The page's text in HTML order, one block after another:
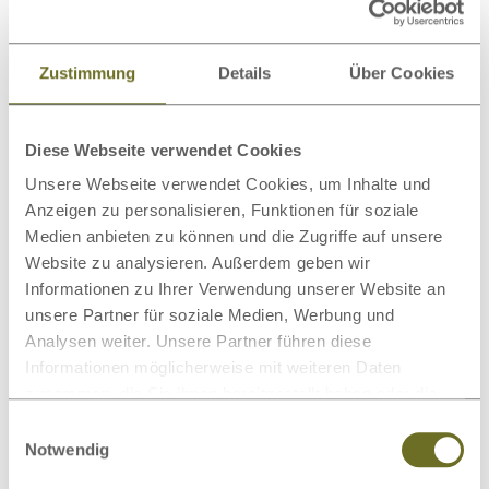
Zustimmung Details Über Cookies
Diese Webseite verwendet Cookies
Unsere Webseite verwendet Cookies, um Inhalte und
Anzeigen zu personalisieren, Funktionen für soziale
Medien anbieten zu können und die Zugriffe auf unsere
Website zu analysieren. Außerdem geben wir
Informationen zu Ihrer Verwendung unserer Website an
unsere Partner für soziale Medien, Werbung und
Analysen weiter. Unsere Partner führen diese
Informationen möglicherweise mit weiteren Daten
haben.
Notwendig
Beimöbel Wolldecken
Dieses Produkt bewerten
Schreiben Sie Ihre Meinung zu diesem Artikel:
Lowboard „Stefan“ Massivholz
Kundenrezension verfassen